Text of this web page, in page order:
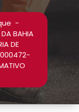
-
BAHIA
DE